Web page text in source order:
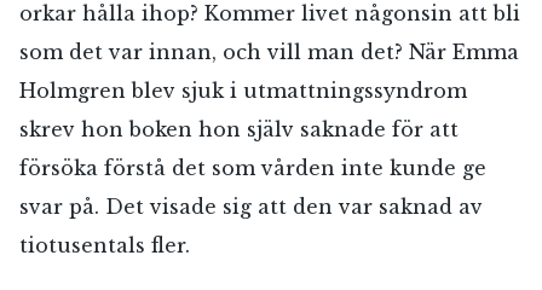
orkar hålla ihop? Kommer livet någonsin att bli
som det var innan, och vill man det? När Emma
Holmgren blev sjuk i utmattningssyndrom
skrev hon boken hon själv saknade för att
försöka förstå det som vården inte kunde ge
svar på. Det visade sig att den var saknad av
tiotusentals fler.